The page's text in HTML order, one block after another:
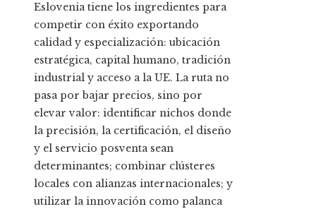
Eslovenia tiene los ingredientes para
competir con éxito exportando
calidad y especialización: ubicación
estratégica, capital humano, tradición
industrial y acceso a la UE. La ruta no
pasa por bajar precios, sino por
elevar valor: identificar nichos donde
la precisión, la certificación, el diseño
y el servicio posventa sean
determinantes; combinar clústeres
locales con alianzas internacionales; y
utilizar la innovación como palanca